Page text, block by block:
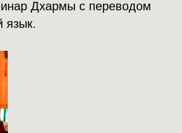
Дхармы с переводом
язык.